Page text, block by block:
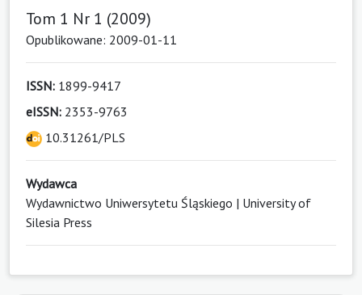
Tom 1 Nr 1 (2009)
Opublikowane: 2009-01-11
ISSN: 1899-9417
eISSN: 2353-9763
10.31261/PLS
Wydawca
Wydawnictwo Uniwersytetu Śląskiego | University of
Silesia Press